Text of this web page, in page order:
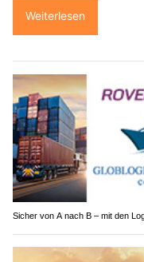
Weiterlesen
Sicher von A nach B – mit den